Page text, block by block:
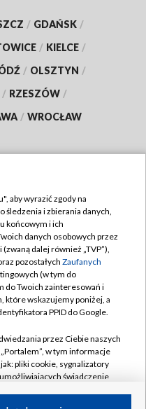
/ GDAŃSK /
/ KIELCE /
/ OLSZTYN /
/ RZESZÓW /
/ WROCŁAW
TVP
aby wyrazić zgody na
śledzenia i zbierania danych,
końcowym i ich
danych osobowych przez
dalej również „TVP”),
pozostałych Zaufanych
(w tym do
do Twoich zainteresowań i
które wskazujemy poniżej, a
PPID do Google.
przez Ciebie naszych
w tym informacje
pliki cookie, sygnalizatory
świadczenie